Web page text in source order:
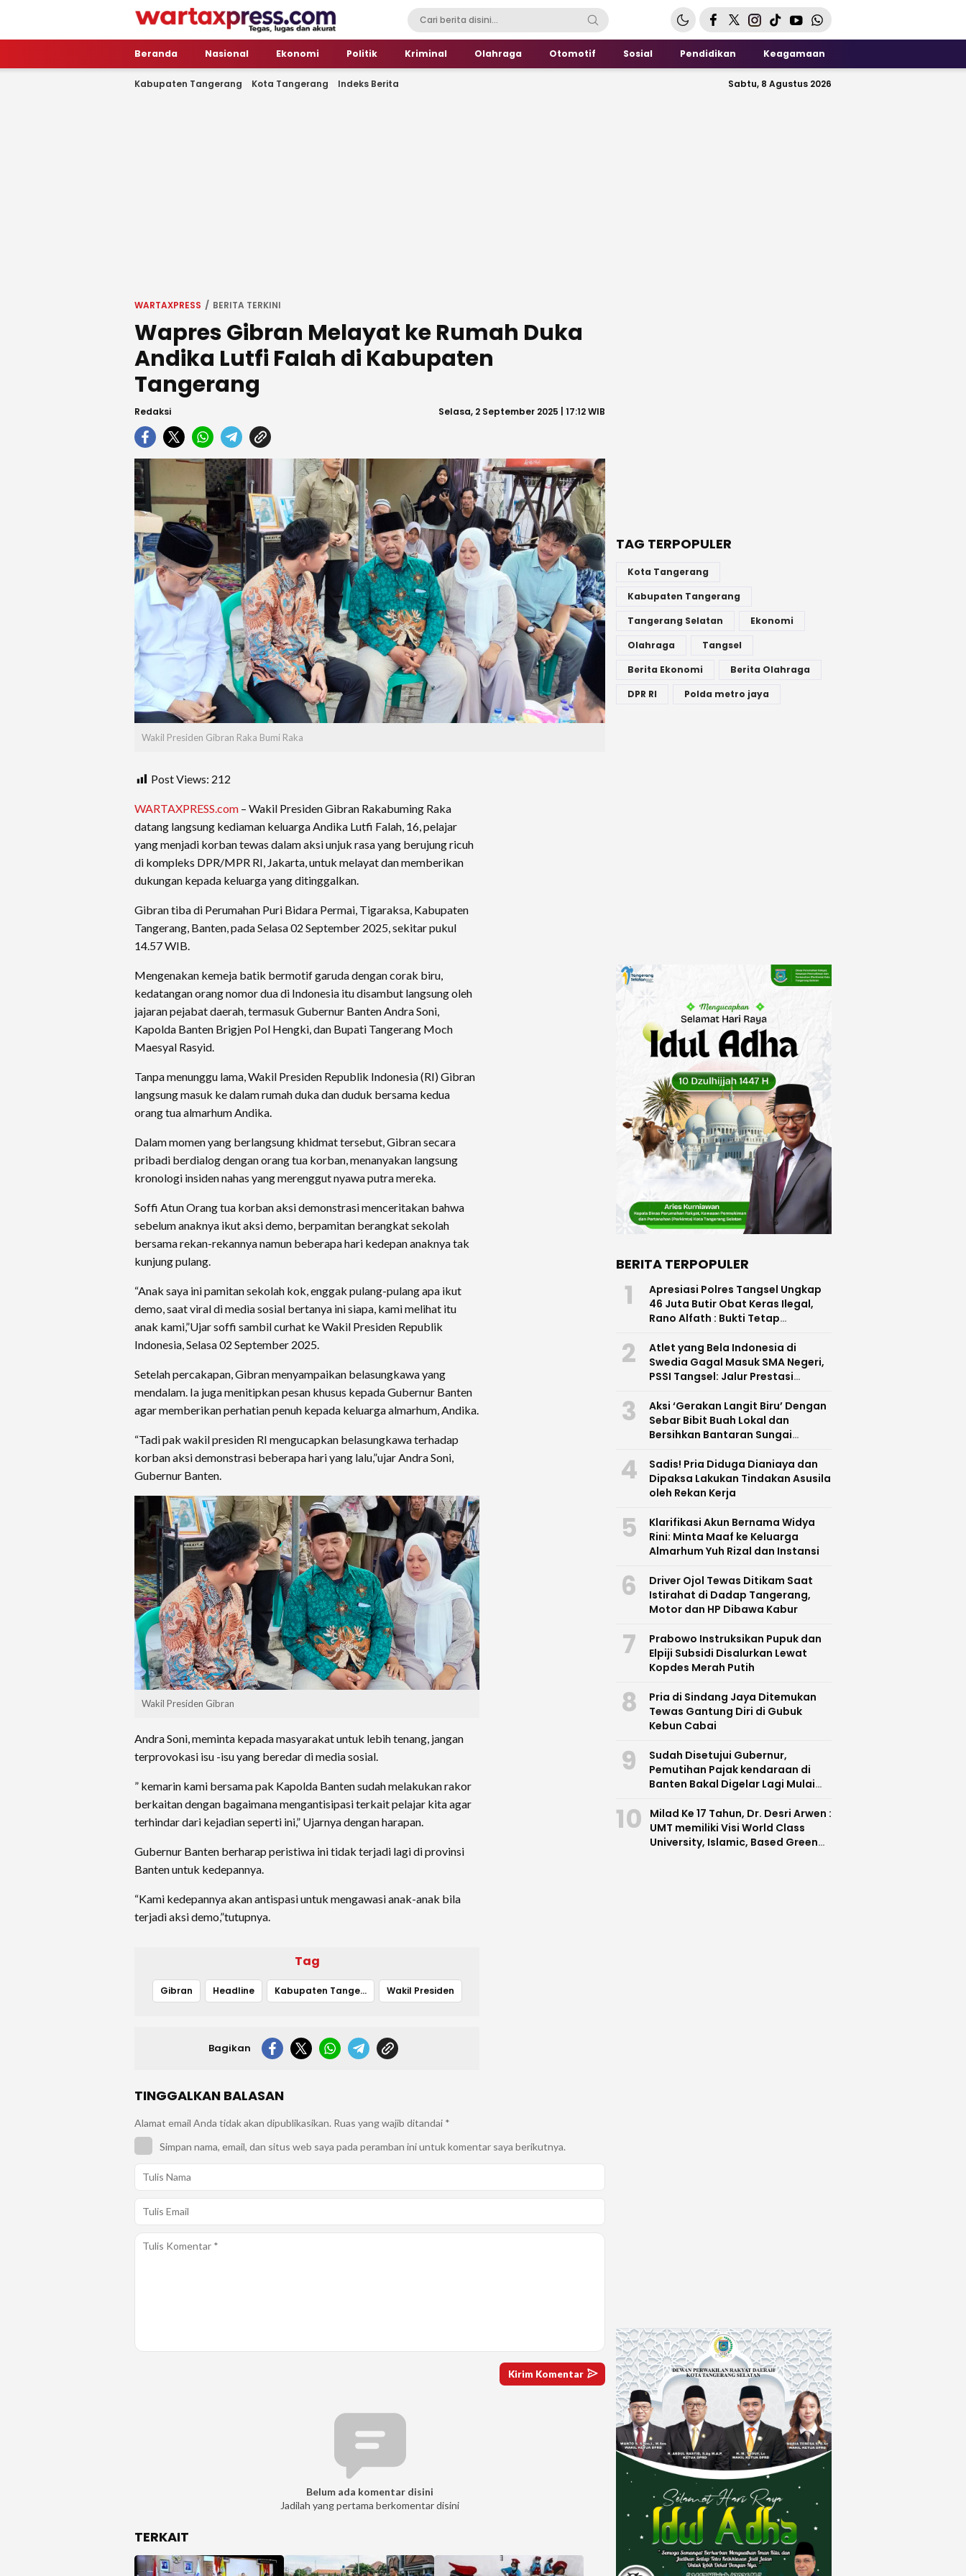
WartaXpress
Tegas, Lugas dan Akurat
Beranda Nasional Ekonomi Politik Kriminal Olahraga Otomotif Sosial Pendidikan Keagamaan
Kabupaten Tangerang Kota Tangerang Indeks Berita Sabtu, 8 Agustus 2026
WARTAXPRESS BERITA TERKINI
Wapres Gibran Melayat ke Rumah Duka
Andika Lutfi Falah di Kabupaten
Tangerang
Redaksi Selasa, 2 September 2025 | 17:12 WIB
Wakil Presiden Gibran Raka Bumi Raka
Post Views: 212
WARTAXPRESS.com – Wakil Presiden Gibran Rakabuming Raka
datang langsung kediaman keluarga Andika Lutfi Falah, 16, pelajar
yang menjadi korban tewas dalam aksi unjuk rasa yang berujung ricuh
di kompleks DPR/MPR RI, Jakarta, untuk melayat dan memberikan
dukungan kepada keluarga yang ditinggalkan.
Gibran tiba di Perumahan Puri Bidara Permai, Tigaraksa, Kabupaten
Tangerang, Banten, pada Selasa 02 September 2025, sekitar pukul
14.57 WIB.
Mengenakan kemeja batik bermotif garuda dengan corak biru,
kedatangan orang nomor dua di Indonesia itu disambut langsung oleh
jajaran pejabat daerah, termasuk Gubernur Banten Andra Soni,
Kapolda Banten Brigjen Pol Hengki, dan Bupati Tangerang Moch
Maesyal Rasyid.
Tanpa menunggu lama, Wakil Presiden Republik Indonesia (RI) Gibran
langsung masuk ke dalam rumah duka dan duduk bersama kedua
orang tua almarhum Andika.
Dalam momen yang berlangsung khidmat tersebut, Gibran secara
pribadi berdialog dengan orang tua korban, menanyakan langsung
kronologi insiden nahas yang merenggut nyawa putra mereka.
Soffi Atun Orang tua korban aksi demonstrasi menceritakan bahwa
sebelum anaknya ikut aksi demo, berpamitan berangkat sekolah
bersama rekan-rekannya namun beberapa hari kedepan anaknya tak
kunjung pulang.
“Anak saya ini pamitan sekolah kok, enggak pulang-pulang apa ikut
demo, saat viral di media sosial bertanya ini siapa, kami melihat itu
anak kami,”Ujar soffi sambil curhat ke Wakil Presiden Republik
Indonesia, Selasa 02 September 2025.
Setelah percakapan, Gibran menyampaikan belasungkawa yang
mendalam. Ia juga menitipkan pesan khusus kepada Gubernur Banten
agar memberikan perhatian penuh kepada keluarga almarhum, Andika.
“Tadi pak wakil presiden RI mengucapkan belasungkawa terhadap
korban aksi demonstrasi beberapa hari yang lalu,”ujar Andra Soni,
Gubernur Banten.
Wakil Presiden Gibran
Andra Soni, meminta kepada masyarakat untuk lebih tenang, jangan
terprovokasi isu -isu yang beredar di media sosial.
” kemarin kami bersama pak Kapolda Banten sudah melakukan rakor
berkaitan dengan bagaimana mengantisipasi terkait pelajar kita agar
terhindar dari kejadian seperti ini,” Ujarnya dengan harapan.
Gubernur Banten berharap peristiwa ini tidak terjadi lagi di provinsi
Banten untuk kedepannya.
“Kami kedepannya akan antispasi untuk mengawasi anak-anak bila
terjadi aksi demo,”tutupnya.
Tag
Gibran Headline Kabupaten Tangerang Wakil Presiden
Bagikan
TINGGALKAN BALASAN
Alamat email Anda tidak akan dipublikasikan. Ruas yang wajib ditandai *
Simpan nama, email, dan situs web saya pada peramban ini untuk komentar saya berikutnya.
Belum ada komentar disini
Jadilah yang pertama berkomentar disini
TERKAIT
TAG TERPOPULER
Kota Tangerang
Kabupaten Tangerang
Tangerang Selatan
Ekonomi
Olahraga
Tangsel
Berita Ekonomi
Berita Olahraga
DPR RI
Polda metro jaya
BERITA TERPOPULER
1
Apresiasi Polres Tangsel Ungkap
46 Juta Butir Obat Keras Ilegal,
Rano Alfath : Bukti Tetap
2
Atlet yang Bela Indonesia di
Swedia Gagal Masuk SMA Negeri,
PSSI Tangsel: Jalur Prestasi
3
Aksi ‘Gerakan Langit Biru’ Dengan
Sebar Bibit Buah Lokal dan
Bersihkan Bantaran Sungai
4
Sadis! Pria Diduga Dianiaya dan
Dipaksa Lakukan Tindakan Asusila
oleh Rekan Kerja
5
Klarifikasi Akun Bernama Widya
Rini: Minta Maaf ke Keluarga
Almarhum Yuh Rizal dan Instansi
6
Driver Ojol Tewas Ditikam Saat
Istirahat di Dadap Tangerang,
Motor dan HP Dibawa Kabur
7
Prabowo Instruksikan Pupuk dan
Elpiji Subsidi Disalurkan Lewat
Kopdes Merah Putih
8
Pria di Sindang Jaya Ditemukan
Tewas Gantung Diri di Gubuk
Kebun Cabai
9
Sudah Disetujui Gubernur,
Pemutihan Pajak kendaraan di
Banten Bakal Digelar Lagi Mulai
10
Milad Ke 17 Tahun, Dr. Desri Arwen :
UMT memiliki Visi World Class
University, Islamic, Based Green